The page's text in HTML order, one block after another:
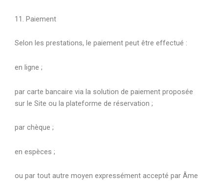
11. Paiement
Selon les prestations, le paiement peut être effectué :
en ligne ;
par carte bancaire via la solution de paiement proposée
sur le Site ou la plateforme de réservation ;
par chèque ;
en espèces ;
ou par tout autre moyen expressément accepté par Âme